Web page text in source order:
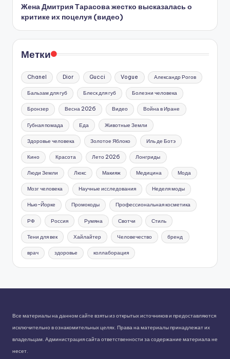
Жена Дмитрия Тарасова жестко высказалась о
критике их поцелуя (видео)
Метки
Chanel Dior Gucci Vogue Александр Рогов
Бальзам для губ Блеск для губ Болезни человека
Бронзер Весна 2026 Видео Война в Иране
Губная помада Еда Животные Земли
Здоровье человека Золотое Яблоко Иль де Ботэ
Кино Красота Лето 2026 Лонгриды
Люди Земли Люкс Макияж Медицина Мода
Мозг человека Научные исследования Неделя моды
Нью-Йорке Промокоды Профессиональная косметика
РФ Россия Румяна Свотчи Стиль
Тени для век Хайлайтер Человечество бренд
врач здоровье коллаборация
Все материалы на данном сайте взяты из открытых источников и предоставляются
исключительно в ознакомительных целях. Права на материалы принадлежат их
владельцам. Администрация сайта ответственности за содержание материала не
несет.